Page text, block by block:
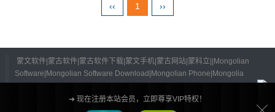
搜索引擎啊，不仅不收费，而且广告什么的统
‹‹ 1 ››
蒙文软件|蒙古软件|蒙古软件下载|蒙文手机|蒙古网站|蒙科立||Mongolian
Software|Mongolian Software Download|Mongolian Phone|Mongolia
蒙公网安备15052402000125号➔ 现在注册本站会员，立即尊享VIP特权！